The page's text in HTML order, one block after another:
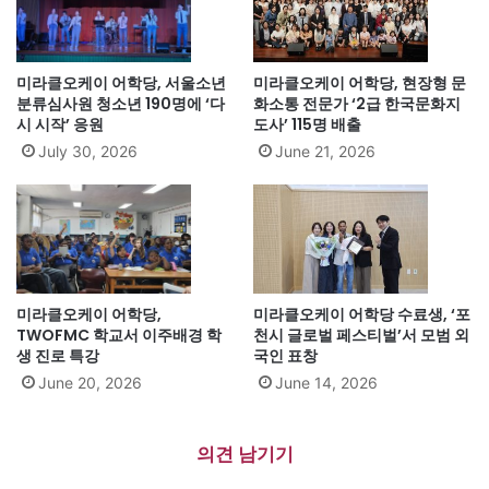
미라클오케이 어학당, 서울소년
분류심사원 청소년 190명에 ‘다
시 시작’ 응원
July 30, 2026
미라클오케이 어학당, 현장형 문
화소통 전문가 ‘2급 한국문화지
도사’ 115명 배출
June 21, 2026
미라클오케이 어학당,
TWOFMC 학교서 이주배경 학
생 진로 특강
June 20, 2026
미라클오케이 어학당 수료생, ‘포
천시 글로벌 페스티벌’서 모범 외
국인 표창
June 14, 2026
의견 남기기